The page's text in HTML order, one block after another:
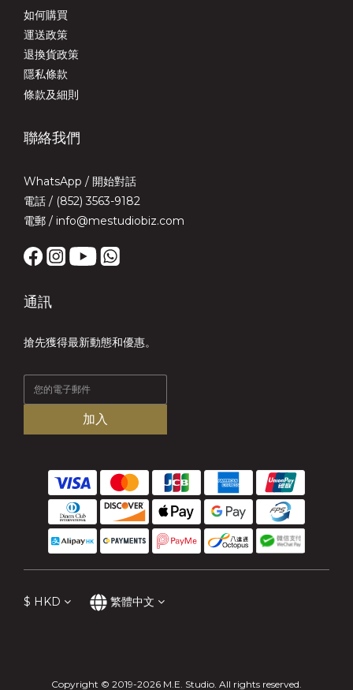
如何購買
運送政策
退換貨政策
隱私條款
條款及細則
聯絡我們
WhatsApp / 開始對話
電話 / (852) 3563-9182
電郵 / info@mestudiobiz.com
通訊
搶先獲得最新動態和優惠。
加入
$ HKD 繁體中文
Copyright © 2019-2026 M.E. Studio. All rights reserved.